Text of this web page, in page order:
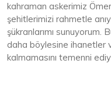
kahraman askerimiz
şehitlerimizi rahmetle
şükranlarımı sunuyorum.
daha böylesine ihanetler
kalmamasını temenni